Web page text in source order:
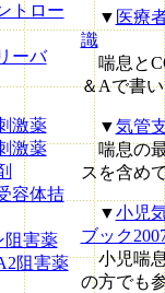
トロー
ーバ
激薬
激薬
容体拮
阻害薬
阻害薬
▼ 医療
識
喘息と
＆Aで書
▼気管
喘息の最
スを含め
▼小児
ブック
小児喘息
の方でも